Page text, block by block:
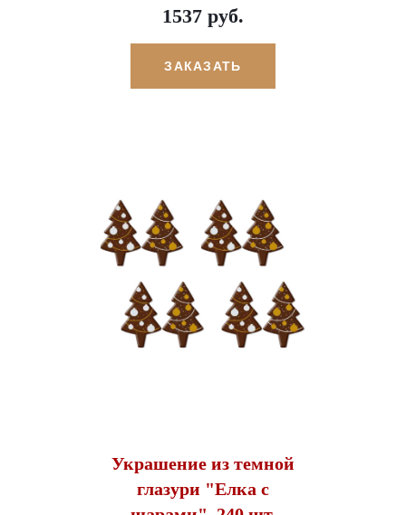
1537 руб.
ЗАКАЗАТЬ
Украшение из темной
глазури "Елка с